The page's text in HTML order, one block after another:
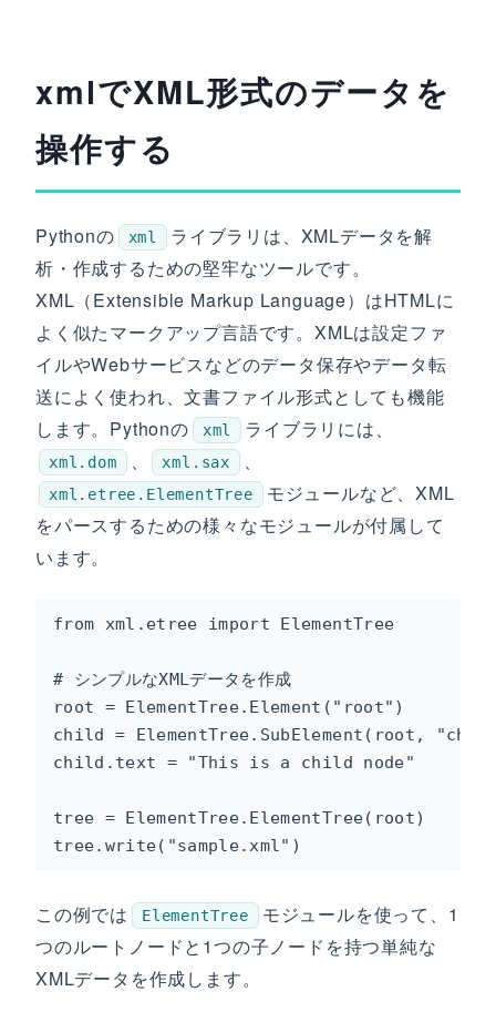
xmlでXML形式のデータを
操作する
Pythonの xml
ライブラリは、XMLデータを解
析・作成するための堅牢なツールです。
XML（Extensible Markup Language）はHTMLに
よく似たマークアップ言語です。XMLは設定ファ
イルやWebサービスなどのデータ保存やデータ転
送によく使われ、文書ファイル形式としても機能
します。Pythonの
xml ライブラリには、
xml.dom 、 xml.sax 、
xml.etree.ElementTree
モジュールなど、XML
をパースするための様々なモジュールが付属して
います。
from xml.etree import ElementTree
# シンプルなXMLデータを作成
root = ElementTree.Element("root")
child = ElementTree.SubElement(root,
child.text = "This is a child node"
tree = ElementTree.ElementTree(root)
tree.write("sample.xml")
この例では ElementTree
モジュールを使って、1
つのルートノードと1つの子ノードを持つ単純な
XMLデータを作成します。